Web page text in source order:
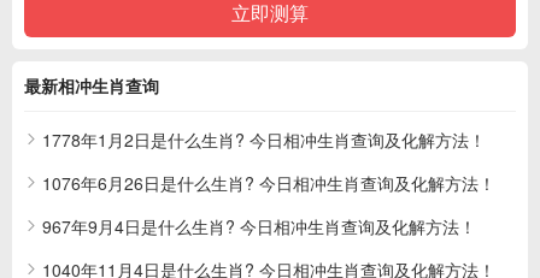
最新相冲生肖查询
1778年1月2日是什么生肖? 今日相冲生肖查询及化解方法！
1076年6月26日是什么生肖? 今日相冲生肖查询及化解方法！
967年9月4日是什么生肖? 今日相冲生肖查询及化解方法！
1040年11月4日是什么生肖? 今日相冲生肖查询及化解方法！